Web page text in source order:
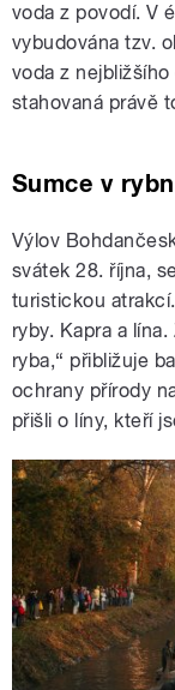
voda z povodí. V
vybudována tzv.
voda z
stahovaná právě
Sumce v
Výlov
svátek 28. října,
turistickou
ryby. Kapra a
ryba,“ přibližuje
ochrany přírody
přišli o líny, kteří